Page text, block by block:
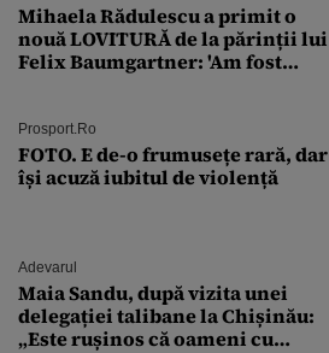
Mihaela Rădulescu a primit o
nouă LOVITURĂ de la părinții lui
Felix Baumgartner: 'Am fost
Prosport.ro
FOTO. E de-o frumusețe rară, dar
își acuză iubitul de violență
Adevarul
Maia Sandu, după vizita unei
delegației talibane la Chișinău:
„Este rușinos că oameni cu